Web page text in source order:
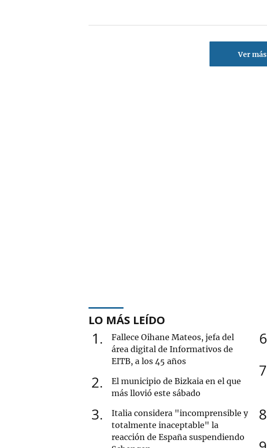
Ver más
LO MÁS LEÍDO
1
Fallece Oihane Mateos, jefa del
área digital de Informativos de
EITB, a los 45 años
2
El municipio de Bizkaia en el que
más llovió este sábado
3
Italia considera "incomprensible y
totalmente inaceptable" la
reacción de España suspendiendo
6
7
8